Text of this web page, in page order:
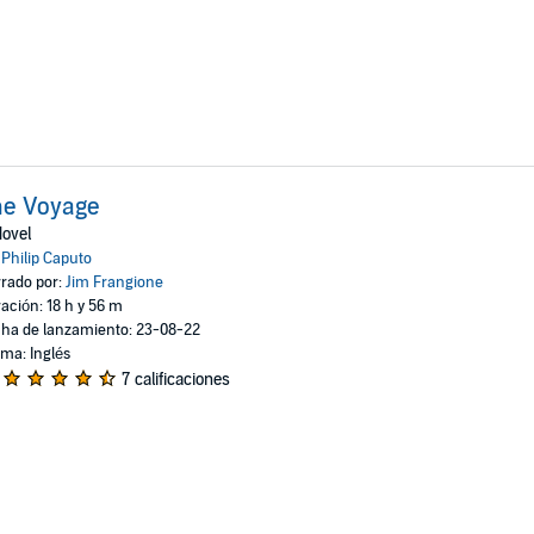
Voyage
Philip Caputo
por:Jim Frangione
18 h y 56 m
de lanzamiento: 23-08-22
Inglés
7 calificaciones